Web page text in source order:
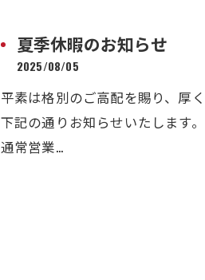
夏季休暇のお知らせ
2025/08/05
平素は格別のご高配を賜り、厚
下記の通りお知らせいたします
通常営業…